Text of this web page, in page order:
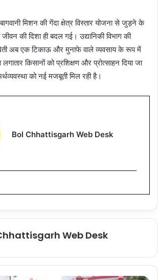
मिशन की गेंदा क्षेत्र विस्तार योजना से जुड़ने के
की दिशा ही बदल गई। उद्यानिकी विभाग की
अब एक टिकाऊ और मुनाफे वाले व्यवसाय के रूप में
लगातार किसानों को प्रशिक्षण और प्रोत्साहन दिया जा
को नई मजबूती मिल रही है।
Bol Chhattisgarh Web Desk
Web Desk